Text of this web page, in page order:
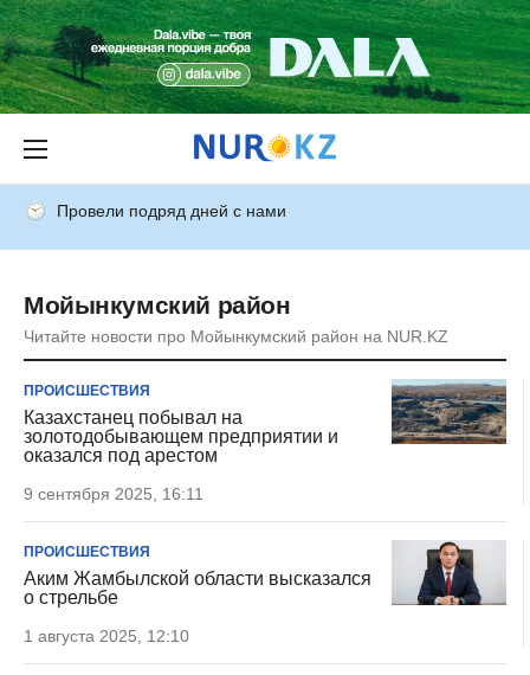
Провели подряд дней с нами
Мойынкумский район
Читайте новости про Мойынкумский район на NUR.KZ
ПРОИСШЕСТВИЯ
Казахстанец побывал на
золотодобывающем предприятии и
оказался под арестом
9 сентября 2025, 16:11
ПРОИСШЕСТВИЯ
Аким Жамбылской области высказался
о стрельбе
1 августа 2025, 12:10